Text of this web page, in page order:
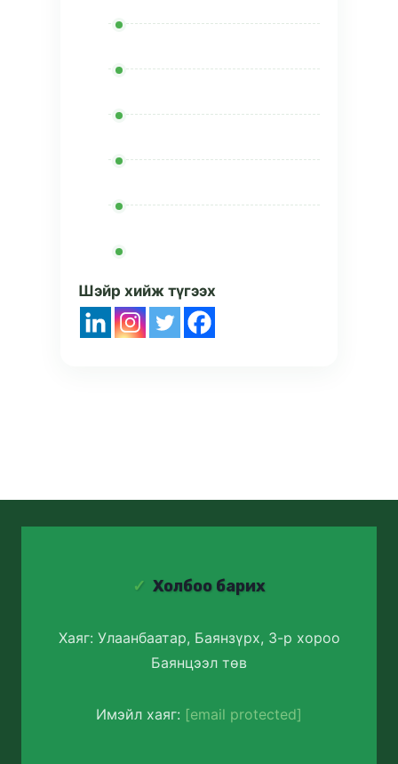
Шэйр хийж түгээх
Холбоо барих
Хаяг: Улаанбаатар, Баянзүрх, 3-р хороо
Баянцээл төв
Имэйл хаяг: [email protected]